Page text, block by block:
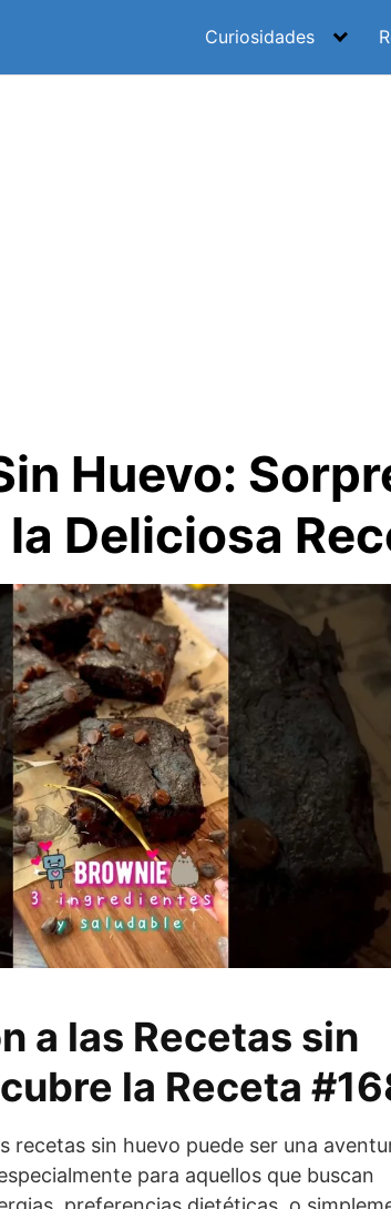
Curiosidades
Huevo:
Deliciosa
a las Recetas sin
la Receta
recetas sin huevo puede ser una
para aquellos que buscan